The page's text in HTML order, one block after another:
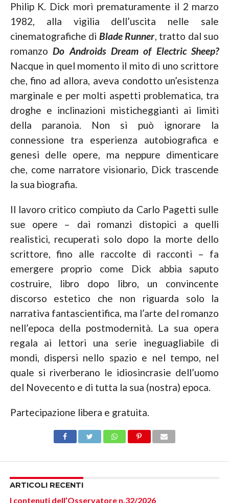
Philip K. Dick morì prematuramente il 2 marzo
1982, alla vigilia dell’uscita nelle sale
cinematografiche di Blade Runner, tratto dal suo
romanzoDo Androids Dream of Electric Sheep?
Nacque in quel momento il mito di uno scrittore
che, fino ad allora, aveva condotto un’esistenza
marginale e per molti aspetti problematica, tra
droghe e inclinazioni misticheggianti ai limiti
della paranoia. Non si può ignorare la
connessione tra esperienza autobiografica e
genesi delle opere, ma neppure dimenticare
che, come narratore visionario, Dick trascende
la sua biografia.
Il lavoro critico compiuto da Carlo Pagetti sulle
sue opere – dai romanzi distopici a quelli
realistici, recuperati solo dopo la morte dello
scrittore, fino alle raccolte di racconti – fa
emergere proprio come Dick abbia saputo
costruire, libro dopo libro, un convincente
discorso estetico che non riguarda solo la
narrativa fantascientifica, ma l’arte del romanzo
nell’epoca della postmodernità. La sua opera
regala ai lettori una serie ineguagliabile di
mondi, dispersi nello spazio e nel tempo, nel
quale si riverberano le idiosincrasie dell’uomo
del Novecento e di tutta la sua (nostra) epoca.
Partecipazione libera e gratuita.
ARTICOLI RECENTI
I contenuti dell’Osservatore n.32/2026